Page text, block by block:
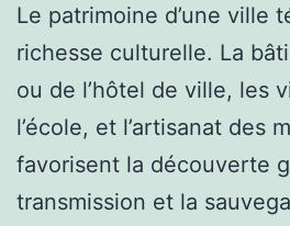
Le patrimoine d’une ville
richesse culturelle. La
ou de l’hôtel de ville, les
l’école, et l’artisanat des
favorisent la découverte
transmission et la